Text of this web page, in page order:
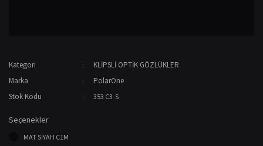
Kategori
KLİPSLİ OPTİK GÖZLÜKLER
Marka
PolarOne
Stok Kodu
353 C3-S
Seçenekler
MAT SİYAH C1M